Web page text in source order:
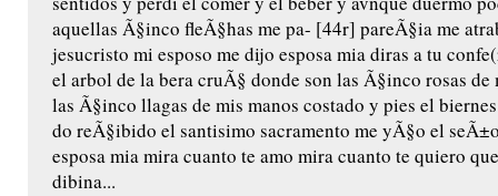
aquellas Ã§inco fleÃ§has me pa- [44r] pareÃ§ia me
jesucristo mi esposo me dijo esposa mia diras a tu
el arbol de la bera cruÃ§ donde son las Ã§inco rosas
las Ã§inco llagas de mis manos costado y pies el
do reÃ§ibido el santisimo sacramento me yÃ§o el
esposa mia mira cuanto te amo mira cuanto te quiero
dibina...